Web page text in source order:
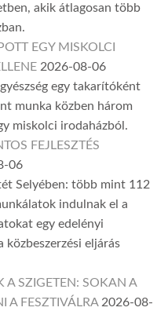
akik átlagosan több
EGY MISKOLCI
2026-08-06
egy takarítóként
munka közben három
miskolci irodaházból.
FEJLESZTÉS
06
Selyében: több mint 112
indulnak el a
egy edelényi
közbeszerzési eljárás
A SZIGETEN: SOKAN A
A FESZTIVÁLRA 2026-08-